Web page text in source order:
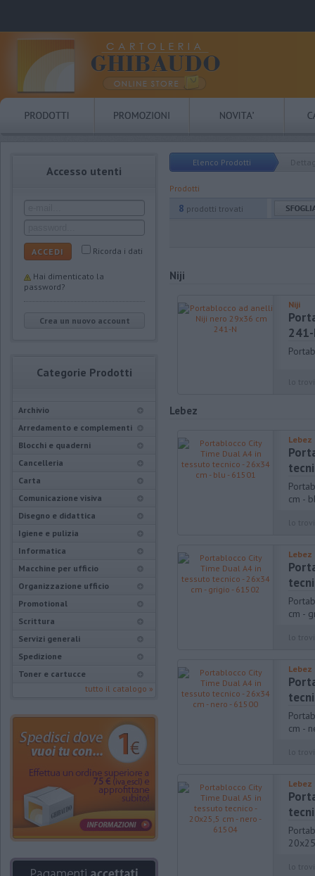
Accesso utenti
ACCEDI Ricorda i dati
Hai dimenticato la
password?
Crea un nuovo account
Categorie Prodotti
Archivio
Arredamento e complementi
Blocchi e quaderni
Cancelleria
Carta
Comunicazione visiva
Disegno e didattica
Igiene e pulizia
Informatica
Macchine per ufficio
Organizzazione ufficio
Promotional
Scrittura
Servizi generali
Spedizione
Toner e cartucce
tutto il catalogo »
Elenco Prodotti
Prodotti
8 prodotti trovati
Niji
Niji
Lebez
Lebez
cm -
Lebez
cm -
Lebez
cm -
Lebez